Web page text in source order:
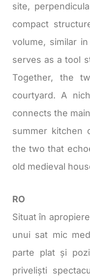
site,
compact
volume, similar
serves as a tool
Together, the
courtyard. A
connects the
summer kitchen
the two that
old medieval
RO
Situat în
unui sat mic
parte plat și
priveliști